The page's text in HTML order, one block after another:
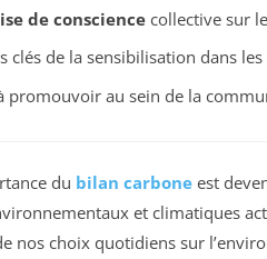
de consciencecollective sur
clés de la sensibilisation dans
promouvoir au sein de la
du bilan carbone est
et climatiques
nos choix quotidiens sur